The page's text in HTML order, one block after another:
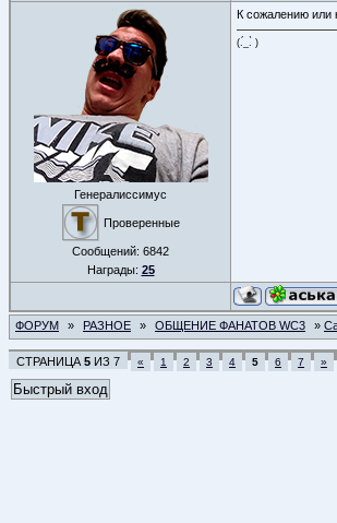
Генералиссимус
Проверенные
Сообщений: 6842
Награды: 25
К сожалению или
(.́_.̀ )
ФОРУМ » РАЗНОЕ » ОБЩЕНИЕ ФАНАТОВ WC3 »
СТРАНИЦА 5 ИЗ 7 « 1 2 3 4 5 6 7 »